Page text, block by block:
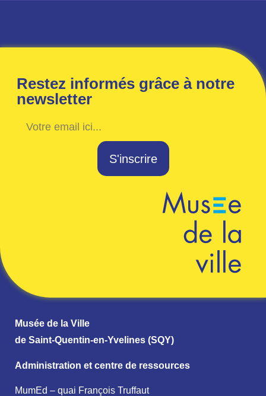
Restez informés grâce à notre
newsletter
S'inscrire
Musée de la Ville
de Saint-Quentin-en-Yvelines (SQY)
Administration et centre de ressources
MumEd – quai François Truffaut